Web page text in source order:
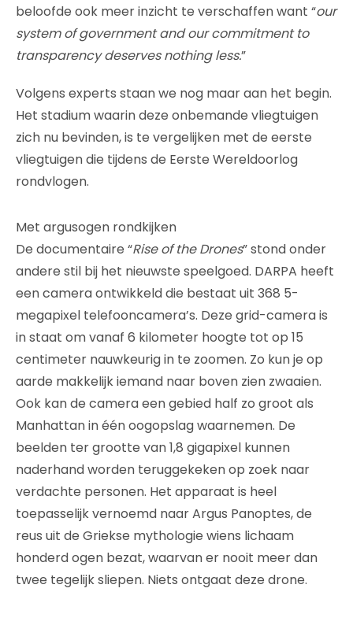
beloofde ook meer inzicht te verschaffen want “our
system of government and our commitment to
transparency deserves nothing less.”
Volgens experts staan we nog maar aan het begin.
Het stadium waarin deze onbemande vliegtuigen
zich nu bevinden, is te vergelijken met de eerste
vliegtuigen die tijdens de Eerste Wereldoorlog
rondvlogen.
Met argusogen rondkijken
De documentaire “Rise of the Drones” stond onder
andere stil bij het nieuwste speelgoed. DARPA heeft
een camera ontwikkeld die bestaat uit 368 5-
megapixel telefooncamera’s. Deze grid-camera is
in staat om vanaf 6 kilometer hoogte tot op 15
centimeter nauwkeurig in te zoomen. Zo kun je op
aarde makkelijk iemand naar boven zien zwaaien.
Ook kan de camera een gebied half zo groot als
Manhattan in één oogopslag waarnemen. De
beelden ter grootte van 1,8 gigapixel kunnen
naderhand worden teruggekeken op zoek naar
verdachte personen. Het apparaat is heel
toepasselijk vernoemd naar Argus Panoptes, de
reus uit de Griekse mythologie wiens lichaam
honderd ogen bezat, waarvan er nooit meer dan
twee tegelijk sliepen. Niets ontgaat deze drone.